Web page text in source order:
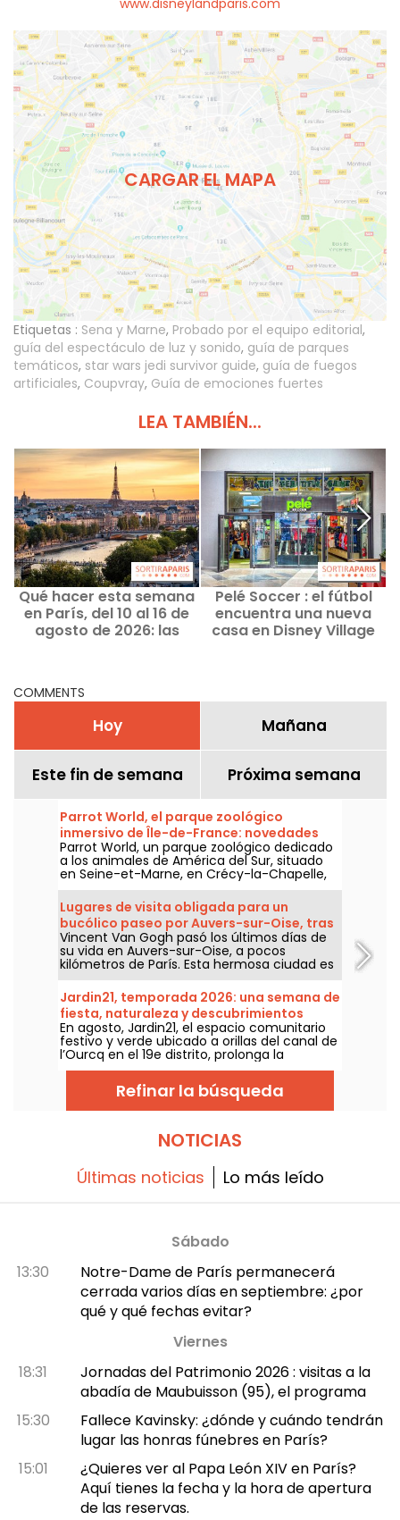
www.disneylandparis.com
CARGAR EL MAPA
Etiquetas : Sena y Marne, Probado por el equipo editorial,
guía del espectáculo de luz y sonido, guía de parques
temáticos, star wars jedi survivor guide, guía de fuegos
artificiales, Coupvray, Guía de emociones fuertes
LEA TAMBIÉN...
Qué hacer esta semana
en París, del 10 al 16 de
agosto de 2026: las
Pelé Soccer : el fútbol
encuentra una nueva
casa en Disney Village
COMMENTS
Hoy Mañana
Este fin de semana Próxima semana
Parrot World, el parque zoológico
inmersivo de Île-de-France: novedades
para 2026
Parrot World, un parque zoológico dedicado
a los animales de América del Sur, situado
en Seine-et-Marne, en Crécy-la-Chapelle,
abrirá sus puertas a partir del 7 de febrero
de 2026. Si aún no has visitado este
zoológico, allí te esperan jaguares, pingüinos
y coloridos loros que vuelan en una de las
mayores aviarios de Europa, además de
opciones de alojamiento en lodges para
dormir muy cerca de los animales. Un
espacio exótico y respetuoso con el medio
ambiente que encanta tanto a niños como
a adultos.
Lugares de visita obligada para un
bucólico paseo por Auvers-sur-Oise, tras
las huellas de Van Gogh
Vincent Van Gogh pasó los últimos días de
su vida en Auvers-sur-Oise, a pocos
kilómetros de París. Esta hermosa ciudad es
el lugar perfecto para pasear tras las huellas
de uno de los pintores más famosos del
mundo. Van Gogh, al igual que la ciudad de
Auvers, aún tiene muchos secretos que
desvelar...
Jardin21, temporada 2026: una semana de
fiesta, naturaleza y descubrimientos
culturales en el corazón del Parque de la
Villette
En agosto, Jardin21, el espacio comunitario
festivo y verde ubicado a orillas del canal de
l’Ourcq en el 19e distrito, prolonga la
temporada con una programación rica y
variada. Aprovéchenlo para vivir plenamente
estos días luminosos: iniciativas
comprometidas, talleres de jardinería,
sesión de yoga… Todo está listo para
escaparse sin salir de París. Entrada libre.
Refinar la búsqueda
NOTICIAS
Últimas noticias Lo más leído
Sábado
13:30
Notre-Dame de París permanecerá
cerrada varios días en septiembre: ¿por
qué y qué fechas evitar?
Viernes
18:31
Jornadas del Patrimonio 2026 : visitas a la
abadía de Maubuisson (95), el programa
15:30
Fallece Kavinsky: ¿dónde y cuándo tendrán
lugar las honras fúnebres en París?
15:01
¿Quieres ver al Papa León XIV en París?
Aquí tienes la fecha y la hora de apertura
de las reservas.